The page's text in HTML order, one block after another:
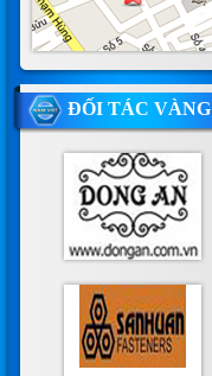
ĐỐI TÁC VÀNG